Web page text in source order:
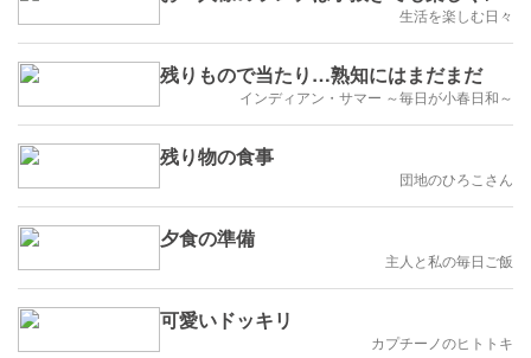
生活を楽しむ日々
残りもので当たり…熟知にはまだまだ
インディアン・サマー ～毎日が小春日和～
残り物の食事
団地のひろこさん
夕食の準備
主人と私の毎日ご飯
可愛いドッキリ
カプチーノのヒトトキ